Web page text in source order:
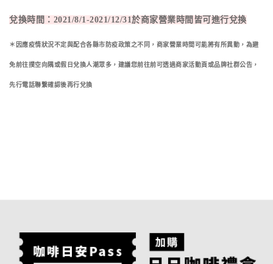
兌換時間：2021/8/1-2021/12/31於商家營業時間皆可進行兌換
＊因應疫情狀況不定與配合各縣市防疫政策之不同，商家營業時間可能將有所異動，為避
免前往撲空向隅或假日兌換人潮眾多， 建議您前往前可透過商家活動頁或品牌社群公告，
先行電話聯繫確認後再行兌換